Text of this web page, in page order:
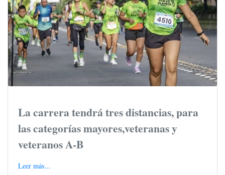
La carrera tendrá tres distancias, para
las categorías mayores,veteranas y
veteranos A-B
Leer más...